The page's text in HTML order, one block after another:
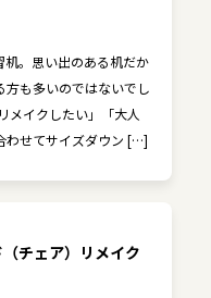
机。思い出のある机だか
方も多いのではないでし
メイクしたい」「大人
わせてサイズダウン […]
チェア）リメイク